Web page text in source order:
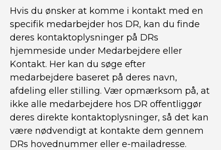
Hvis du ønsker at komme i kontakt med en
specifik medarbejder hos DR, kan du finde
deres kontaktoplysninger på DRs
hjemmeside under Medarbejdere eller
Kontakt. Her kan du søge efter
medarbejdere baseret på deres navn,
afdeling eller stilling. Vær opmærksom på, at
ikke alle medarbejdere hos DR offentliggør
deres direkte kontaktoplysninger, så det kan
være nødvendigt at kontakte dem gennem
DRs hovednummer eller e-mailadresse.